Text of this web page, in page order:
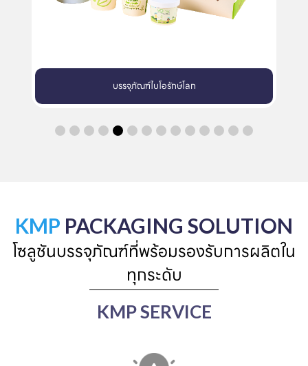
บรรจุภัณฑ์อาหาร
KMP PACKAGING SOLUTION
โซลูชันบรรจุภัณฑ์ที่พร้อมรองรับการผลิตใน
ทุกระดับ
KMP SERVICE